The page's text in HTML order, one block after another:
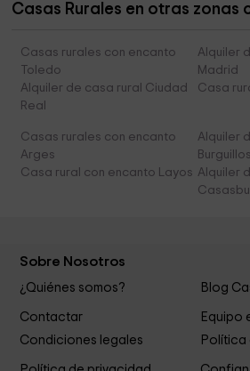
Casas Rurales en otras zonas
Casas rurales con encanto
Toledo
Alquiler
Madrid
Alquiler de casa rural Ciudad
Real
Casa
Casas rurales con encanto
Arges
Alquiler
Casa rural con encanto Layos Alquiler
Sobre Nosotros
¿Quiénes somos? Blog
Contactar
Equipo
Condiciones legales
Política